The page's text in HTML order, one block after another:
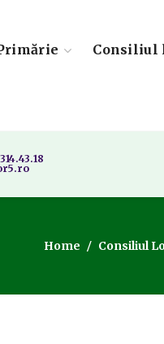
Consiliul
Home Consiliul